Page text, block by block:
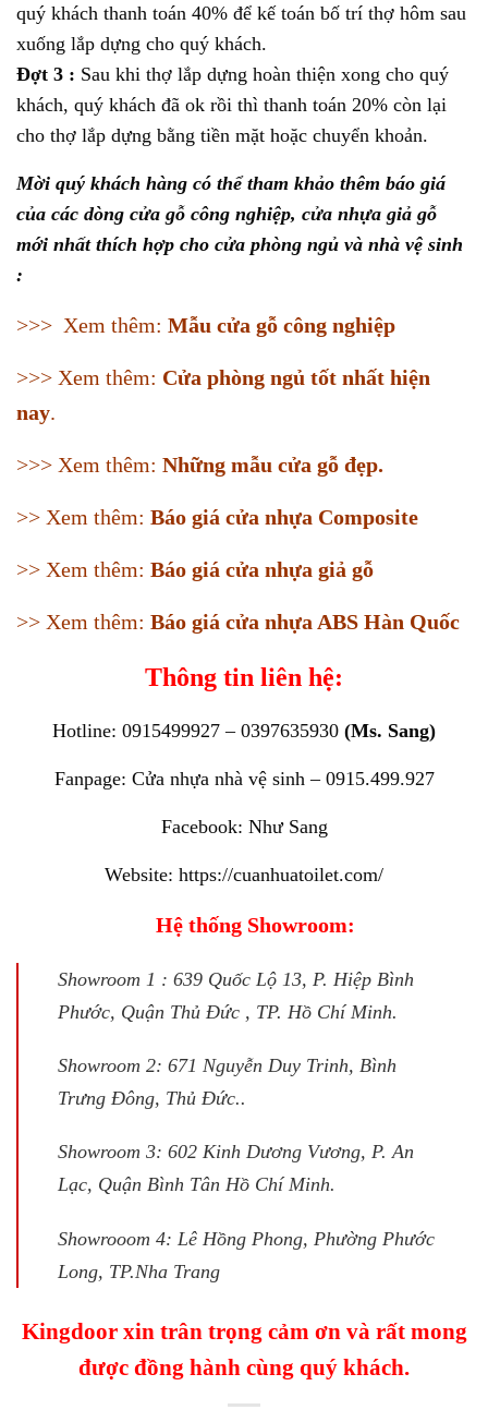
quý khách thanh toán 40% để kế toán bố trí thợ hôm sau
xuống lắp dựng cho quý khách.
Đợt 3 : Sau khi thợ lắp dựng hoàn thiện xong cho quý
khách, quý khách đã ok rồi thì thanh toán 20% còn lại
cho thợ lắp dựng bằng tiền mặt hoặc chuyển khoản.
Mời quý khách hàng có thể tham khảo thêm báo giá
của các dòng cửa gỗ công nghiệp, cửa nhựa giả gỗ
mới nhất thích hợp cho cửa phòng ngủ và nhà vệ sinh
:
>>> Xem thêm: Mẫu cửa gỗ công nghiệp
>>> Xem thêm: Cửa phòng ngủ tốt nhất hiện
nay.
>>> Xem thêm: Những mẫu cửa gỗ đẹp.
>> Xem thêm: Báo giá cửa nhựa Composite
>> Xem thêm: Báo giá cửa nhựa giả gỗ
>> Xem thêm: Báo giá cửa nhựa ABS Hàn Quốc
Thông tin liên hệ:
Hotline: 0915499927 – 0397635930 (Ms. Sang)
Fanpage: Cửa nhựa nhà vệ sinh – 0915.499.927
Facebook: Như Sang
Website: https://cuanhuatoilet.com/
Hệ thống Showroom:
Showroom 1 : 639 Quốc Lộ 13, P. Hiệp Bình
Phước, Quận Thủ Đức , TP. Hồ Chí Minh.
Showroom 2: 671 Nguyễn Duy Trinh, Bình
Trưng Đông, Thủ Đức..
Showroom 3: 602 Kinh Dương Vương, P. An
Lạc, Quận Bình Tân Hồ Chí Minh.
Showrooom 4: Lê Hồng Phong, Phường Phước
Long, TP.Nha Trang
Kingdoor xin trân trọng cảm ơn và rất mong
được đồng hành cùng quý khách.